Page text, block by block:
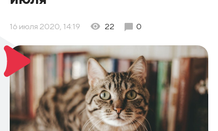
16 июля 2020, 14:19 22 0